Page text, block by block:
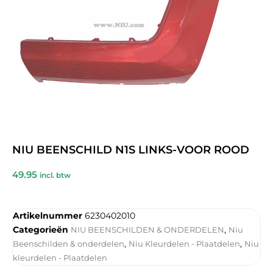
NIU BEENSCHILD N1S LINKS-VOOR ROOD
49.95 incl. btw
Artikelnummer 6230402010
Categorieën NIU BEENSCHILDEN & ONDERDELEN, Niu
Beenschilden & onderdelen, Niu Kleurdelen - Plaatdelen, Niu
kleurdelen - Plaatdelen